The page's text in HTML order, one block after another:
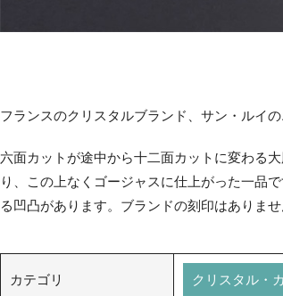
フランスのクリスタルブランド、サン・ルイ
六面カットが途中から十二面カットに変わる
り、この上なくゴージャスに仕上がった一品
る凹凸があります。ブランドの刻印はありませ
カテゴリ クリスタル・